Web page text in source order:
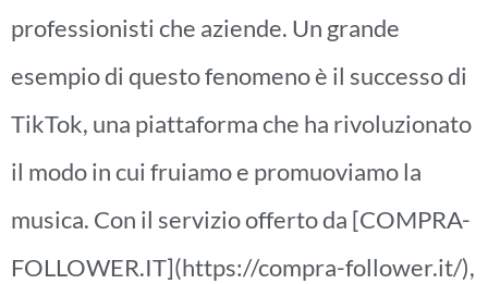
professionisti che aziende. Un grande
esempio di questo fenomeno è il successo di
TikTok, una piattaforma che ha rivoluzionato
il modo in cui fruiamo e promuoviamo la
musica. Con il servizio offerto da [COMPRA-
FOLLOWER.IT](https://compra-follower.it/),